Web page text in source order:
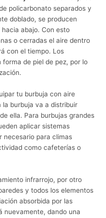
policarbonato separados y
doblado, se producen
abajo. Con esto
o cerradas el aire dentro
con el tiempo. Los
de piel de pez, por lo
tu burbuja con aire
burbuja va a distribuir
ella. Para burbujas grandes
aplicar sistemas
necesario para climas
como cafeterías o
infrarrojo, por otro
y todos los elementos
absorbida por las
nuevamente, dando una